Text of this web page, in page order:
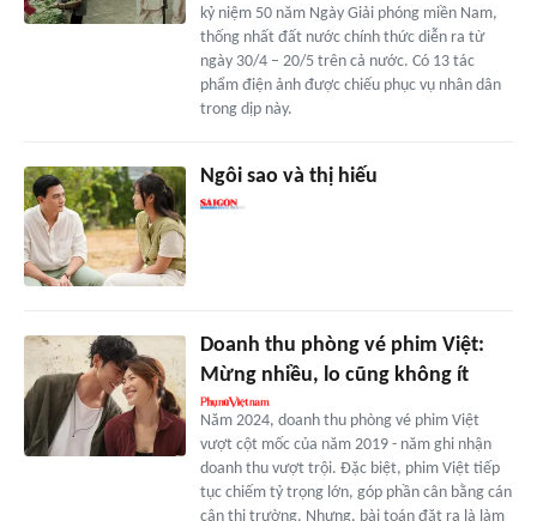
kỷ niệm 50 năm Ngày Giải phóng miền Nam,
thống nhất đất nước chính thức diễn ra từ
ngày 30/4 – 20/5 trên cả nước. Có 13 tác
phẩm điện ảnh được chiếu phục vụ nhân dân
trong dịp này.
Ngôi sao và thị hiếu
Doanh thu phòng vé phim Việt:
Mừng nhiều, lo cũng không ít
Năm 2024, doanh thu phòng vé phim Việt
vượt cột mốc của năm 2019 - năm ghi nhận
doanh thu vượt trội. Đặc biệt, phim Việt tiếp
tục chiếm tỷ trọng lớn, góp phần cân bằng cán
cân thị trường. Nhưng, bài toán đặt ra là làm